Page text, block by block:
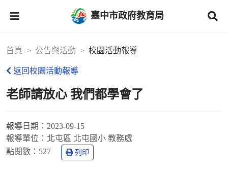
臺中市政府教育局
首頁 公告與活動 校園活動報導
返回校園活動報導
老師請放心 我們都學會了
報導日期： 2023-09-15
報導單位： 北屯區 北屯國小 教務處
點閱數： 527 列印